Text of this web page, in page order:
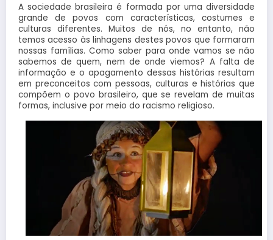
A sociedade brasileira é formada por uma diversidade
grande de povos com características, costumes e
culturas diferentes. Muitos de nós, no entanto, não
temos acesso às linhagens destes povos que formaram
nossas famílias. Como saber para onde vamos se não
sabemos de quem, nem de onde viemos? A falta de
informação e o apagamento dessas histórias resultam
em preconceitos com pessoas, culturas e histórias que
compõem o povo brasileiro, que se revelam de muitas
formas, inclusive por meio do racismo religioso.